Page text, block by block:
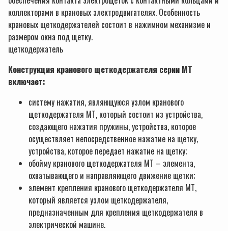
коллекторами в крановых электродвигателях. Особенность
крановых щеткодержателей состоит в нажимном механизме и
размером окна под щетку.
щеткодержатель
Конструкция кранового щеткодержателя серии МТ
включает:
систему нажатия, являющуюся узлом кранового
щеткодержателя МТ, который состоит из устройства,
создающего нажатия пружины, устройства, которое
осуществляет непосредственное нажатие на щетку,
устройства, которое передает нажатие на щетку;
обойму кранового щеткодержателя МТ – элемента,
охватывающего и направляющего движение щетки;
элемент крепления кранового щеткодержателя МТ,
который является узлом щеткодержателя,
предназначенным для крепления щеткодержателя в
электрической машине.